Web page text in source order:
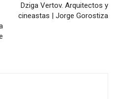
Dziga Vertov. Arquitectos y
cineastas | Jorge Gorostiza